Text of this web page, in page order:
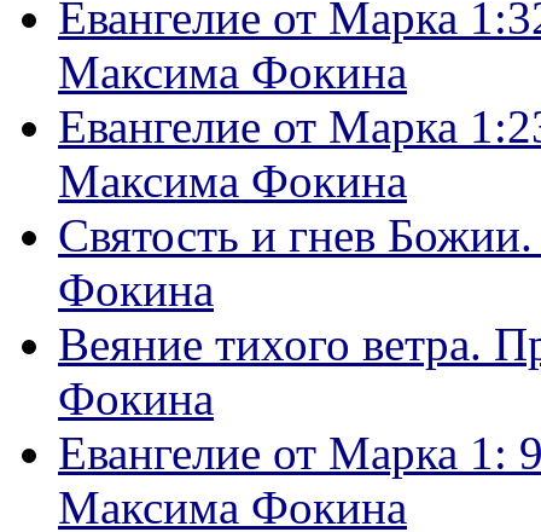
Евангелие от Марка
Максима Фокина
Евангелие от Марка
Максима Фокина
Святость и гнев
Фокина
Веяние тихого ветра.
Фокина
Евангелие от Марка 1:
Максима Фокина